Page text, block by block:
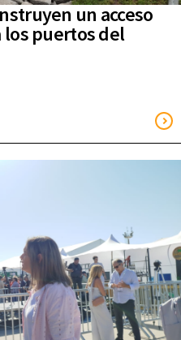
un acceso
los puertos del